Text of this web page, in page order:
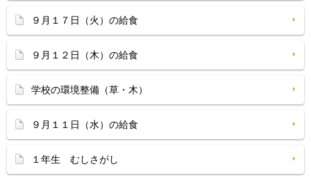
９月１７日（火）の給食
９月１２日（木）の給食
学校の環境整備（草・木）
９月１１日（水）の給食
１年生 むしさがし